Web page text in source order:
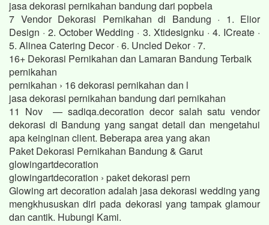
jasa dekorasi pernikahan bandung dari popbela
7 Vendor Dekorasi Pernikahan di Bandung · 1. Elior
Design · 2. October Wedding · 3. Xtidesignku · 4. ICreate ·
5. Alinea Catering Decor · 6. Uncled Dekor · 7.
16+ Dekorasi Pernikahan dan Lamaran Bandung Terbaik
pernikahan
pernikahan › 16 dekorasi pernikahan dan l
jasa dekorasi pernikahan bandung dari pernikahan
11 Nov — sadiqa.decoration decor salah satu vendor
dekorasi di Bandung yang sangat detail dan mengetahui
apa keinginan client. Beberapa area yang akan
Paket Dekorasi Pernikahan Bandung & Garut
glowingartdecoration
glowingartdecoration › paket dekorasi pern
Glowing art decoration adalah jasa dekorasi wedding yang
mengkhususkan diri pada dekorasi yang tampak glamour
dan cantik. Hubungi Kami.